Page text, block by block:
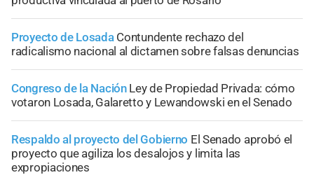
Proyecto de Losada Contundente rechazo del
radicalismo nacional al dictamen sobre falsas denuncias
Congreso de la Nación Ley de Propiedad Privada: cómo
votaron Losada, Galaretto y Lewandowski en el Senado
Respaldo al proyecto del Gobierno El Senado aprobó el
proyecto que agiliza los desalojos y limita las
expropiaciones